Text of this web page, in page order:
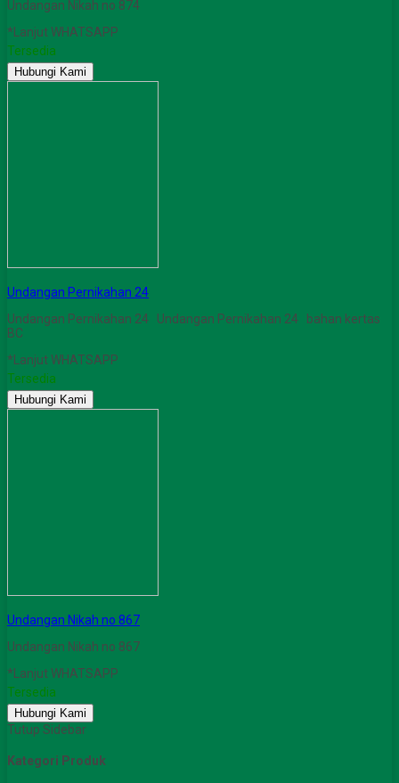
Undangan Nikah no 874
*Lanjut WHATSAPP
Tersedia
Hubungi Kami
Undangan Pernikahan 24
Undangan Pernikahan 24 Undangan Pernikahan 24 bahan kertas
BC
*Lanjut WHATSAPP
Tersedia
Hubungi Kami
Undangan Nikah no 867
Undangan Nikah no 867
*Lanjut WHATSAPP
Tersedia
Hubungi Kami
Tutup Sidebar
Kategori Produk